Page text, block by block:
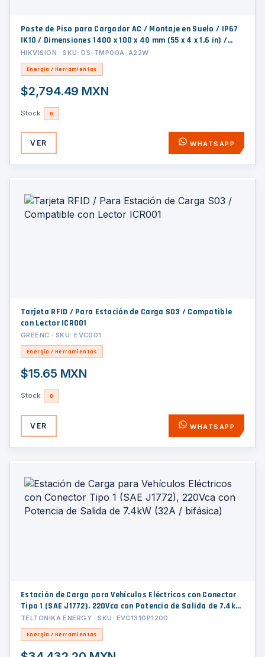
Poste de Piso para Cargador AC / Montaje en Suelo / IP67
IK10 / Dimensiones 1400 x 100 x 40 mm (55 x 4 x 1.6 in) /
Temperatura -40°C a 80°C / Peso 5 kg (11 lb)
HIKVISION · SKU: DS-TMP00A-A22W
Energía / Herramientas
$2,794.49 MXN
Stock: 0
VER WHATSAPP
Tarjeta RFID / Para Estación de Carga S03 / Compatible
con Lector ICR001
GREENC · SKU: EVC001
Energía / Herramientas
$15.65 MXN
Stock: 0
VER WHATSAPP
Estación de Carga para Vehículos Eléctricos con Conector
Tipo 1 (SAE J1772), 220Vca con Potencia de Salida de 7.4kW
(32A / bifásica)
TELTONIKA ENERGY · SKU: EVC1310P1200
Energía / Herramientas